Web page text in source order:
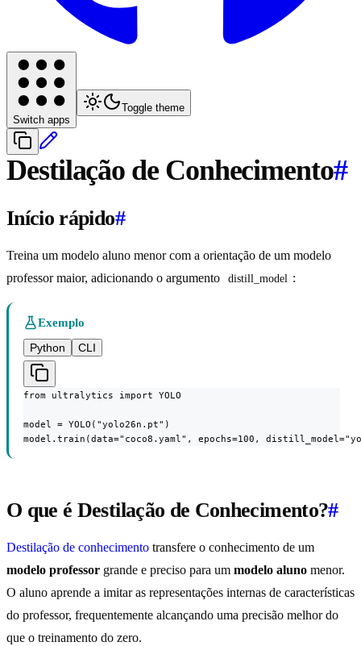
Switch apps
Toggle theme
Destilação de Conhecimento#
Início rápido#
Treina um modelo aluno menor com a orientação de um modelo
professor maior, adicionando o argumento
distill_model :
Exemplo
Python
CLI
from ultralytics import YOLO
model = YOLO("yolo26n.pt")
model.train(data="coco8.yaml", epochs=100,
O que é Destilação de Conhecimento?#
Destilação de conhecimento transfere o conhecimento de um
modelo professor grande e preciso para um modelo aluno menor.
O aluno aprende a imitar as representações internas de características
do professor, frequentemente alcançando uma precisão melhor do
que o treinamento do zero.